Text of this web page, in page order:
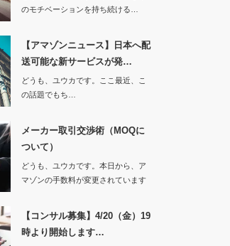
のモチベーションを持ち続ける…
【アマゾンニュース】日本へ配
送可能な新サービスが発…
どうも、ユウカです。ここ最近、こ
の話題でもち…
メーカー取引交渉術（MOQに
ついて）
どうも、ユウカです。本日から、ア
マゾンの手数料が変更されています
【コンサル募集】4/20（金）19
時より開始します…